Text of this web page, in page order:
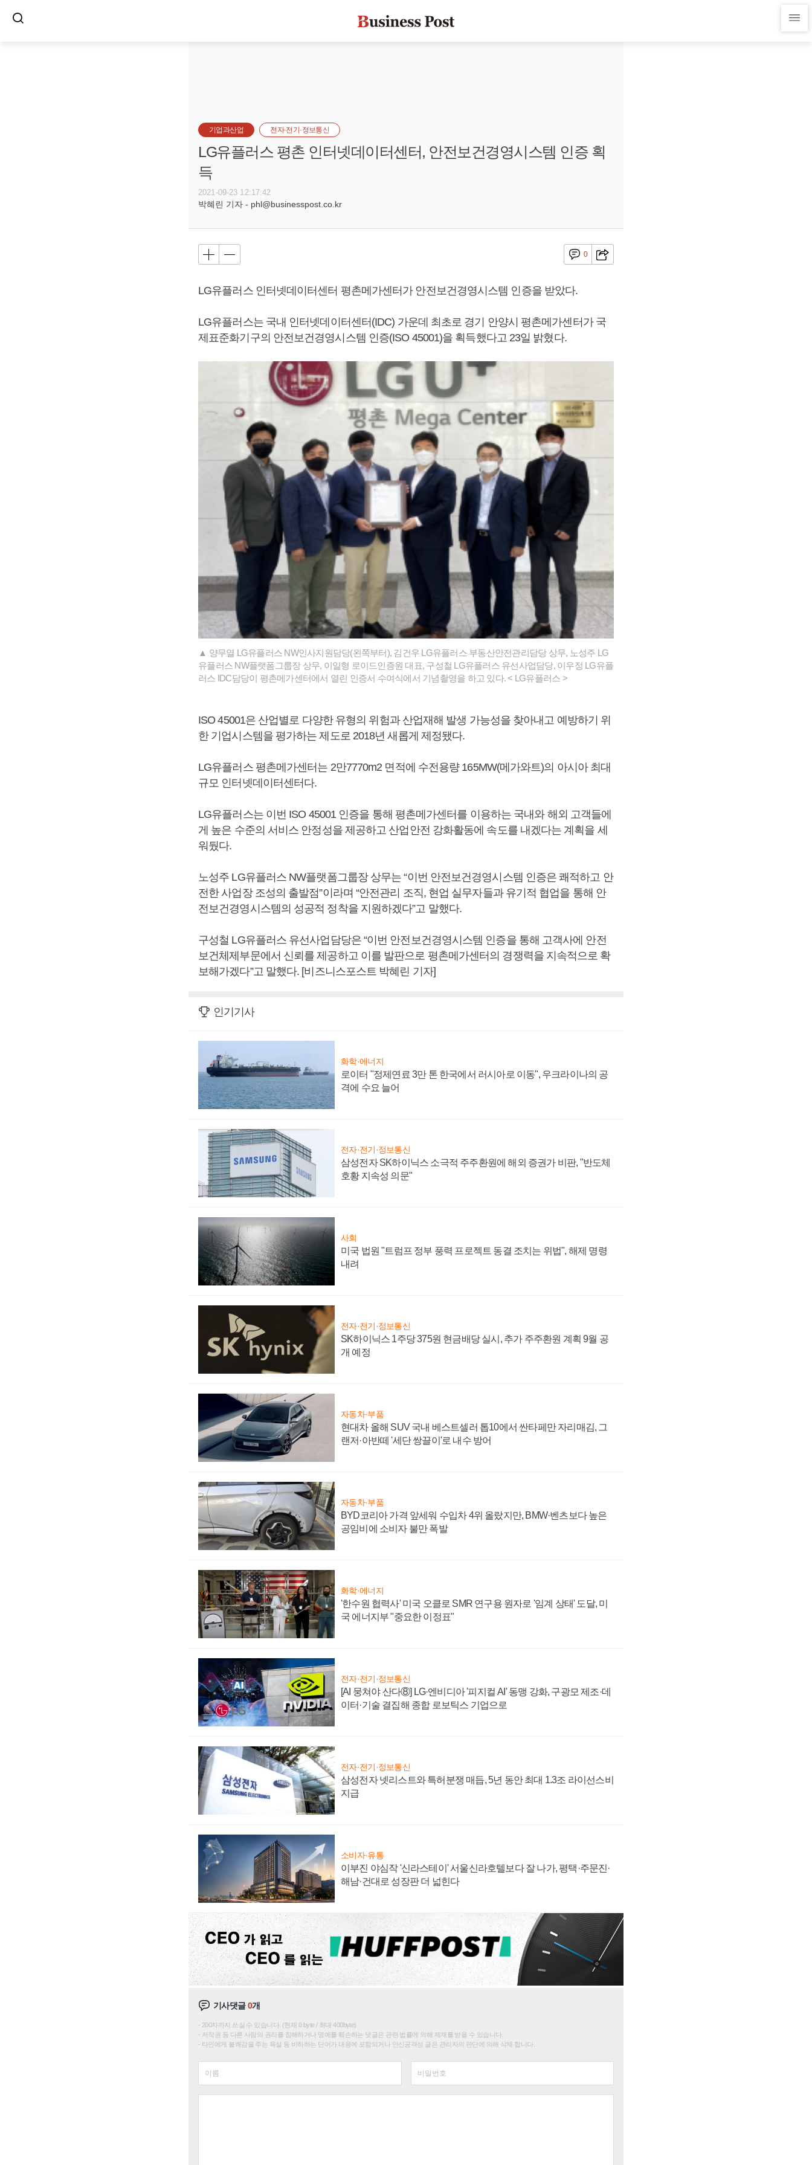
기업과산업 전자·전기·정보통신
LG유플러스 평촌 인터넷데이터센터, 안전보건경영시스템 인증 획
득
2021-09-23 12:17:42
박혜린 기자 - phl@businesspost.co.kr
0
LG유플러스 인터넷데이터센터 평촌메가센터가 안전보건경영시스템 인증을 받았다.
LG유플러스는 국내 인터넷데이터센터(IDC) 가운데 최초로 경기 안양시 평촌메가센터가 국
제표준화기구의 안전보건경영시스템 인증(ISO 45001)을 획득했다고 23일 밝혔다.
▲ 양무열 LG유플러스 NW인사지원담당(왼쪽부터), 김건우 LG유플러스 부동산안전관리담당 상무, 노성주 LG
유플러스 NW플랫폼그룹장 상무, 이일형 로이드인증원 대표, 구성철 LG유플러스 유선사업담당, 이우정 LG유플
러스 IDC담당이 평촌메가센터에서 열린 인증서 수여식에서 기념촬영을 하고 있다. < LG유플러스 >
ISO 45001은 산업별로 다양한 유형의 위험과 산업재해 발생 가능성을 찾아내고 예방하기 위
한 기업시스템을 평가하는 제도로 2018년 새롭게 제정됐다.
LG유플러스 평촌메가센터는 2만7770m2 면적에 수전용량 165MW(메가와트)의 아시아 최대
규모 인터넷데이터센터다.
LG유플러스는 이번 ISO 45001 인증을 통해 평촌메가센터를 이용하는 국내와 해외 고객들에
게 높은 수준의 서비스 안정성을 제공하고 산업안전 강화활동에 속도를 내겠다는 계획을 세
워뒀다.
노성주 LG유플러스 NW플랫폼그룹장 상무는 “이번 안전보건경영시스템 인증은 쾌적하고 안
전한 사업장 조성의 출발점”이라며 “안전관리 조직, 현업 실무자들과 유기적 협업을 통해 안
전보건경영시스템의 성공적 정착을 지원하겠다”고 말했다.
구성철 LG유플러스 유선사업담당은 “이번 안전보건경영시스템 인증을 통해 고객사에 안전
보건체제부문에서 신뢰를 제공하고 이를 발판으로 평촌메가센터의 경쟁력을 지속적으로 확
보해가겠다”고 말했다. [비즈니스포스트 박혜린 기자]
인기기사
화학·에너지
로이터 "정제연료 3만 톤 한국에서 러시아로 이동", 우크라이나의 공
격에 수요 늘어
전자·전기·정보통신
삼성전자 SK하이닉스 소극적 주주환원에 해외 증권가 비판, "반도체
호황 지속성 의문"
사회
미국 법원 "트럼프 정부 풍력 프로젝트 동결 조치는 위법", 해제 명령
내려
전자·전기·정보통신
SK하이닉스 1주당 375원 현금배당 실시, 추가 주주환원 계획 9월 공
개 예정
자동차·부품
현대차 올해 SUV 국내 베스트셀러 톱10에서 싼타페만 자리매김, 그
랜저·아반떼 '세단 쌍끌이'로 내수 방어
자동차·부품
BYD코리아 가격 앞세워 수입차 4위 올랐지만, BMW·벤츠보다 높은
공임비에 소비자 불만 폭발
화학·에너지
'한수원 협력사' 미국 오클로 SMR 연구용 원자로 '임계 상태' 도달, 미
국 에너지부 "중요한 이정표"
전자·전기·정보통신
[AI 뭉쳐야 산다⑧] LG·엔비디아 '피지컬 AI' 동맹 강화, 구광모 제조·데
이터·기술 결집해 종합 로보틱스 기업으로
전자·전기·정보통신
삼성전자 넷리스트와 특허분쟁 매듭, 5년 동안 최대 1.3조 라이선스비
지급
소비자·유통
이부진 야심작 '신라스테이' 서울신라호텔보다 잘 나가, 평택·주문진·
해남·건대로 성장판 더 넓힌다
기사댓글0개
200자까지 쓰실 수 있습니다. (현재 0 byte / 최대 400byte)
저작권 등 다른 사람의 권리를 침해하거나 명예를 훼손하는 댓글은 관련 법률에 의해 제재를 받을 수 있습니다.
타인에게 불쾌감을 주는 욕설 등 비하하는 단어가 내용에 포함되거나 인신공격성 글은 관리자의 판단에 의해 삭제 합니다.